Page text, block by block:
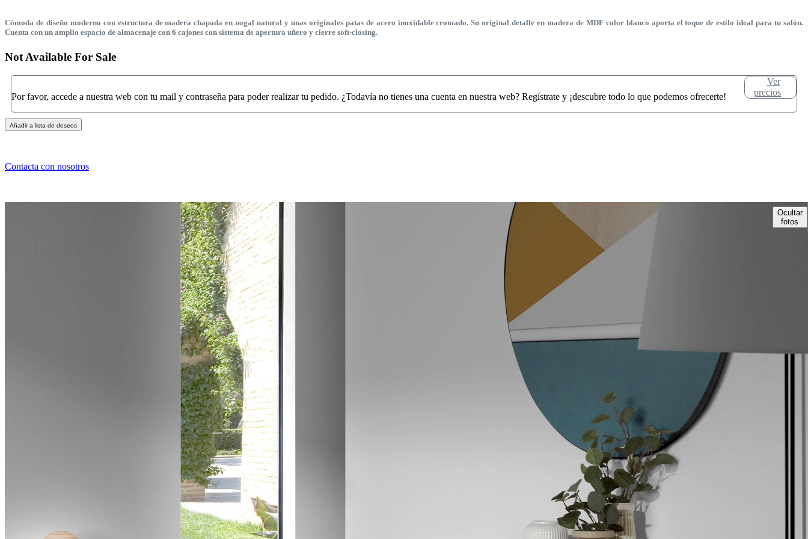
Cómoda de diseño moderno con estructura de madera chapada en nogal natural y unas originales patas de acero inoxidable cromado. Su original detalle en madera de MDF color blanco aporta el toque de estilo ideal para tu salón.
Cuenta con un amplio espacio de almacenaje con 6 cajones con sistema de apertura uñero y cierre soft-closing.
Not Available For Sale
Por favor, accede a nuestra web con tu mail y contraseña para poder realizar tu pedido. ¿Todavía no tienes una cuenta en nuestra web? Regístrate y ¡descubre todo lo que podemos ofrecerte!
Ver
precios
Añadir a lista de deseos
Contacta con nosotros
Ocultar
fotos